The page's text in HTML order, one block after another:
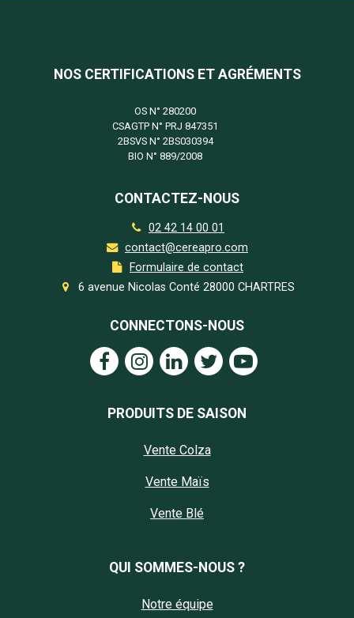
NOS CERTIFICATIONS ET AGRÉMENTS
OS N° 280200
CSAGTP N° PRJ 847351
2BSVS N° 2BS030394
BIO N° 889/2008
CONTACTEZ-NOUS
02 42 14 00 01
contact@cereapro.com
Formulaire de contact
6 avenue Nicolas Conté 28000 CHARTRES
CONNECTONS-NOUS
PRODUITS DE SAISON
Vente Colza
Vente Maïs
Vente Blé
QUI SOMMES-NOUS ?
Notre équipe